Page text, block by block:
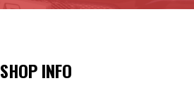
SHOP INFO